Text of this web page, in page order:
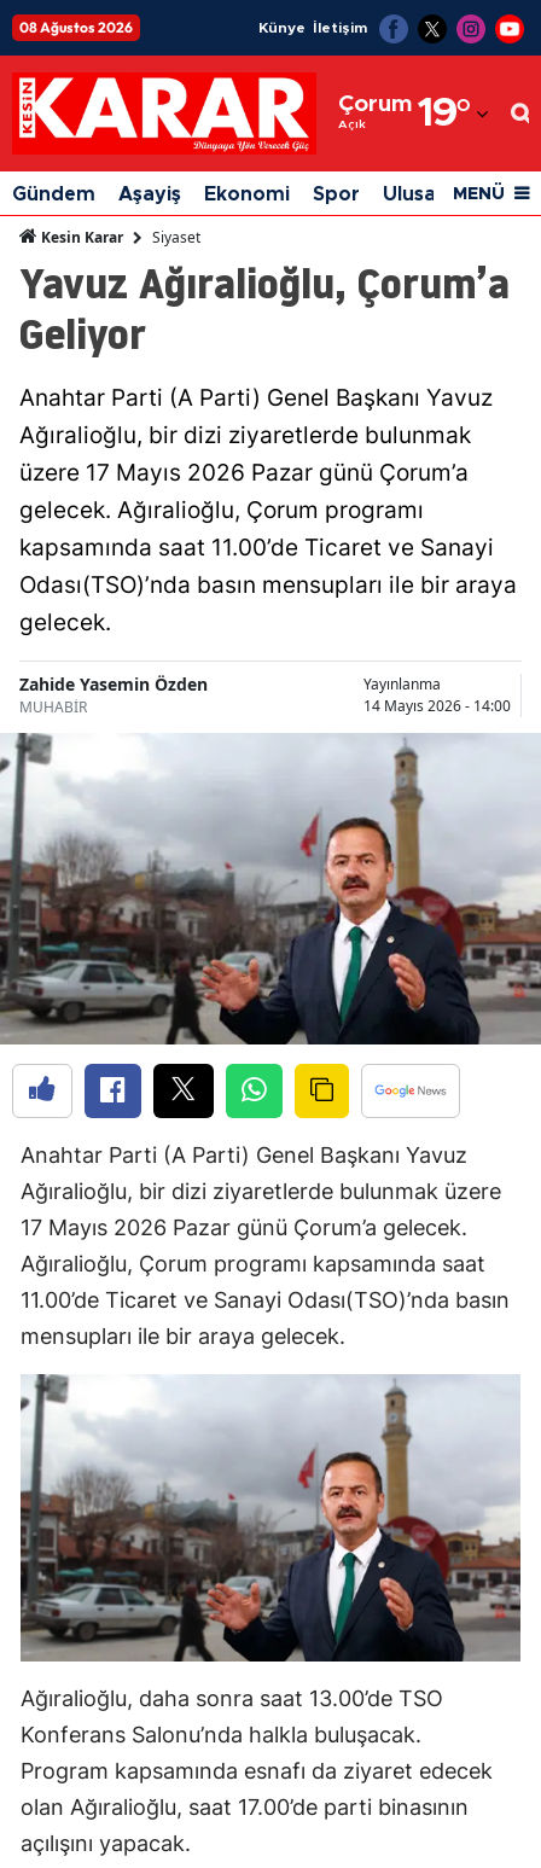
08 Ağustos 2026 Künye İletişim
Çorum
Açık 19°
Adıyaman
Afyonkarahisar
Ağrı
Amasya
Artvin
Aydın
Balıkesir
Bitlis
Bolu
Burdur
Bursa
Çanakkale
Çankırı
Çorum
Denizli
Diyarbakır
Edirne
Elazığ
Erzurum
Eskişehir
Giresun
Gümüşhane
Hakkari
Hatay
Isparta
Mersin
İstanbul
İzmir
Kars
Gündem Aşayiş Ekonomi Spor Ulusal Siyaset
MENÜ
Kesin Karar Siyaset
Yavuz Ağıralioğlu, Çorum’a
Geliyor
Anahtar Parti (A Parti) Genel Başkanı Yavuz
Ağıralioğlu, bir dizi ziyaretlerde bulunmak
üzere 17 Mayıs 2026 Pazar günü Çorum’a
gelecek. Ağıralioğlu, Çorum programı
kapsamında saat 11.00’de Ticaret ve Sanayi
Odası(TSO)’nda basın mensupları ile bir araya
gelecek.
Zahide Yasemin Özden
MUHABİR
Yayınlanma
14 Mayıs 2026 - 14:00
Anahtar Parti (A Parti) Genel Başkanı Yavuz
Ağıralioğlu, bir dizi ziyaretlerde bulunmak üzere
17 Mayıs 2026 Pazar günü Çorum’a gelecek.
Ağıralioğlu, Çorum programı kapsamında saat
11.00’de Ticaret ve Sanayi Odası(TSO)’nda basın
mensupları ile bir araya gelecek.
Ağıralioğlu, daha sonra saat 13.00’de TSO
Konferans Salonu’nda halkla buluşacak.
Program kapsamında esnafı da ziyaret edecek
olan Ağıralioğlu, saat 17.00’de parti binasının
açılışını yapacak.